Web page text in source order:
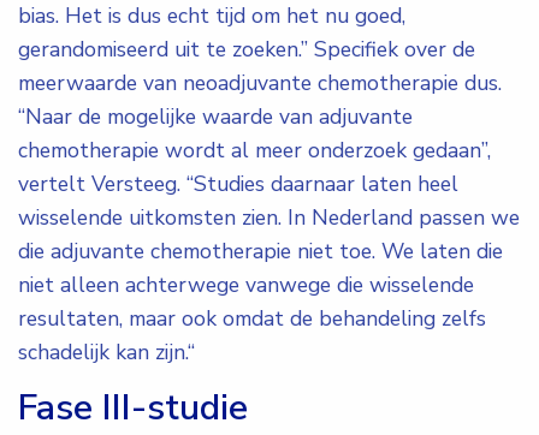
bias. Het is dus echt tijd om het nu goed,
gerandomiseerd uit te zoeken.” Specifiek over de
meerwaarde van neoadjuvante chemotherapie dus.
“Naar de mogelijke waarde van adjuvante
chemotherapie wordt al meer onderzoek gedaan”,
vertelt Versteeg. “Studies daarnaar laten heel
wisselende uitkomsten zien. In Nederland passen we
die adjuvante chemotherapie niet toe. We laten die
niet alleen achterwege vanwege die wisselende
resultaten, maar ook omdat de behandeling zelfs
schadelijk kan zijn.“
Fase III-studie